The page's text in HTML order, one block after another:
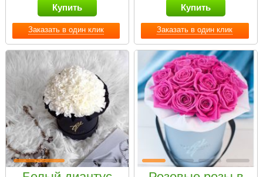
Заказать в один клик
Купить
Заказать в один клик
Small
Купить